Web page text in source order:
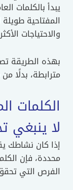
يبدأ بالكلمات
المفتاحية
والاحتياجات
بهذه الطريقة
مترابطة، بدلًا
الكلمات
لا ينبغي
إذا كان نشاطك
محددة، فإن
الفرص التي